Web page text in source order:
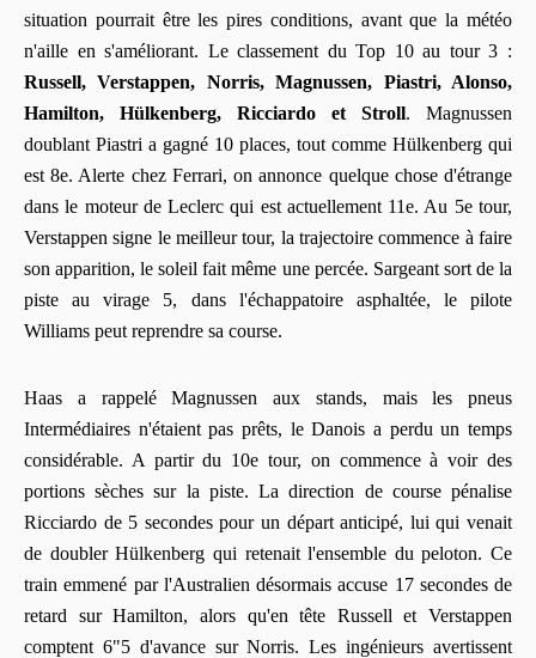
situation pourrait être les pires conditions, avant que la météo
n'aille en s'améliorant. Le classement du Top 10 au tour 3 :
Russell, Verstappen, Norris, Magnussen, Piastri, Alonso,
Hamilton, Hülkenberg, Ricciardo et Stroll. Magnussen
doublant Piastri a gagné 10 places, tout comme Hülkenberg qui
est 8e. Alerte chez Ferrari, on annonce quelque chose d'étrange
dans le moteur de Leclerc qui est actuellement 11e. Au 5e tour,
Verstappen signe le meilleur tour, la trajectoire commence à faire
son apparition, le soleil fait même une percée. Sargeant sort de la
piste au virage 5, dans l'échappatoire asphaltée, le pilote
Williams peut reprendre sa course.
Haas a rappelé Magnussen aux stands, mais les pneus
Intermédiaires n'étaient pas prêts, le Danois a perdu un temps
considérable. A partir du 10e tour, on commence à voir des
portions sèches sur la piste. La direction de course pénalise
Ricciardo de 5 secondes pour un départ anticipé, lui qui venait
de doubler Hülkenberg qui retenait l'ensemble du peloton. Ce
train emmené par l'Australien désormais accuse 17 secondes de
retard sur Hamilton, alors qu'en tête Russell et Verstappen
comptent 6"5 d'avance sur Norris. Les ingénieurs avertissent